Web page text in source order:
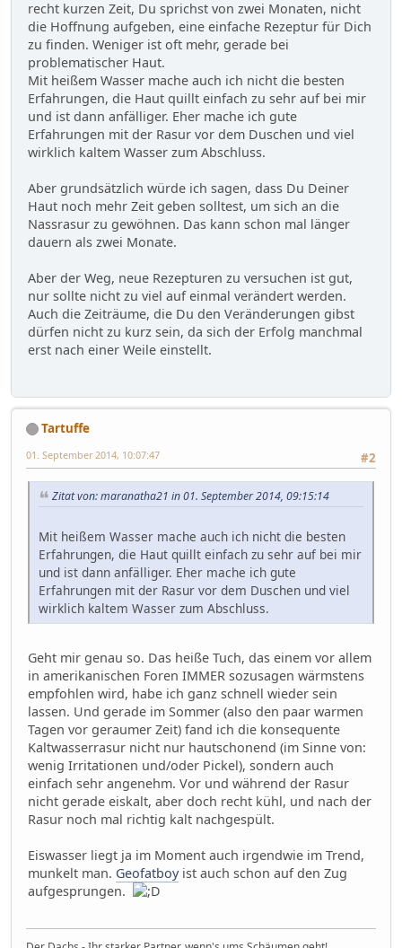
recht kurzen Zeit, Du sprichst von zwei Monaten, nicht
die Hoffnung aufgeben, eine einfache Rezeptur für Dich
zu finden. Weniger ist oft mehr, gerade bei
problematischer Haut.
Mit heißem Wasser mache auch ich nicht die besten
Erfahrungen, die Haut quillt einfach zu sehr auf bei mir
und ist dann anfälliger. Eher mache ich gute
Erfahrungen mit der Rasur vor dem Duschen und viel
wirklich kaltem Wasser zum Abschluss.
Aber grundsätzlich würde ich sagen, dass Du Deiner
Haut noch mehr Zeit geben solltest, um sich an die
Nassrasur zu gewöhnen. Das kann schon mal länger
dauern als zwei Monate.
Aber der Weg, neue Rezepturen zu versuchen ist gut,
nur sollte nicht zu viel auf einmal verändert werden.
Auch die Zeiträume, die Du den Veränderungen gibst
dürfen nicht zu kurz sein, da sich der Erfolg manchmal
erst nach einer Weile einstellt.
Tartuffe
#2
01. September 2014, 10:07:47
Zitat von: maranatha21 in 01. September 2014, 09:15:14
Mit heißem Wasser mache auch ich nicht die besten
Erfahrungen, die Haut quillt einfach zu sehr auf bei mir
und ist dann anfälliger. Eher mache ich gute
Erfahrungen mit der Rasur vor dem Duschen und viel
wirklich kaltem Wasser zum Abschluss.
Geht mir genau so. Das heiße Tuch, das einem vor allem
in amerikanischen Foren IMMER sozusagen wärmstens
empfohlen wird, habe ich ganz schnell wieder sein
lassen. Und gerade im Sommer (also den paar warmen
Tagen vor geraumer Zeit) fand ich die konsequente
Kaltwasserrasur nicht nur hautschonend (im Sinne von:
wenig Irritationen und/oder Pickel), sondern auch
einfach sehr angenehm. Vor und während der Rasur
nicht gerade eiskalt, aber doch recht kühl, und nach der
Rasur noch mal richtig kalt nachgespült.
Eiswasser liegt ja im Moment auch irgendwie im Trend,
munkelt man. Geofatboyist auch schon auf den Zug
aufgesprungen.